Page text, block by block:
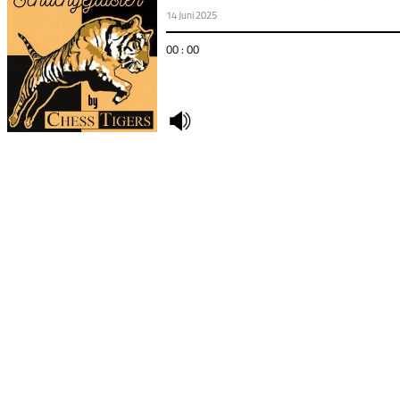
14 Juni 2025
00 : 00